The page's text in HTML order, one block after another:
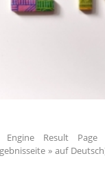
Engine Result
» auf